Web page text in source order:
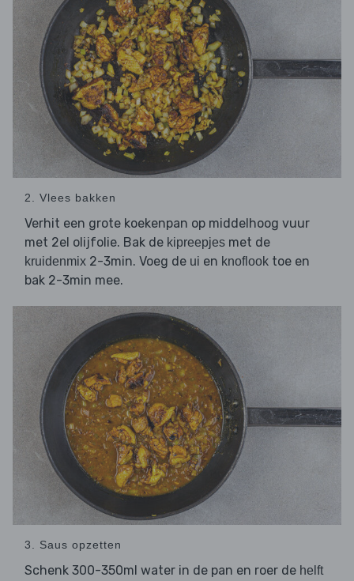
2. Vlees bakken
Verhit een grote koekenpan op middelhoog vuur
met 2el olijfolie. Bak de kipreepjes met de
kruidenmix 2-3min. Voeg de ui en knoflook toe en
bak 2-3min mee.
3. Saus opzetten
Schenk 300-350ml water in de pan en roer de helft